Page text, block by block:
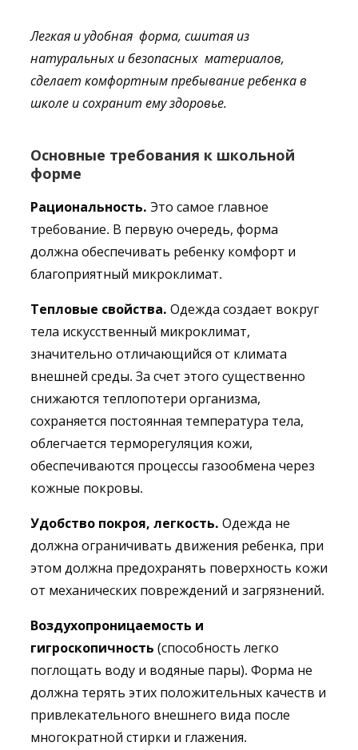
Легкая и удобная форма, сшитая из
натуральных и безопасных материалов,
сделает комфортным пребывание ребенка в
школе и сохранит ему здоровье.
Основные требования к школьной
форме
Рациональность. Это самое главное
требование. В первую очередь, форма
должна обеспечивать ребенку комфорт и
благоприятный микроклимат.
Тепловые свойства. Одежда создает вокруг
тела искусственный микроклимат,
значительно отличающийся от климата
внешней среды. За счет этого существенно
снижаются теплопотери организма,
сохраняется постоянная температура тела,
облегчается терморегуляция кожи,
обеспечиваются процессы газообмена через
кожные покровы.
Удобство покроя, легкость. Одежда не
должна ограничивать движения ребенка, при
этом должна предохранять поверхность кожи
от механических повреждений и загрязнений.
Воздухопроницаемость и
гигроскопичность (способность легко
поглощать воду и водяные пары). Форма не
должна терять этих положительных качеств и
привлекательного внешнего вида после
многократной стирки и глажения.